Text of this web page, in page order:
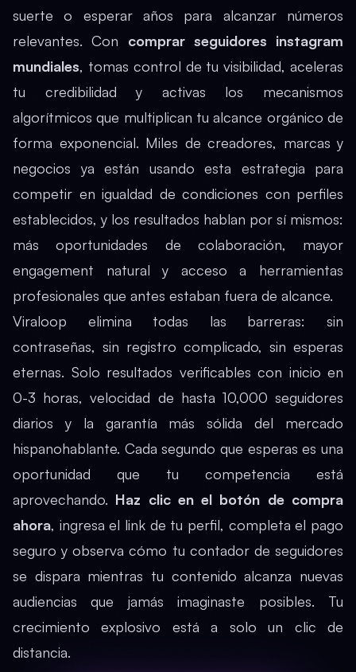
suerte o esperar años para alcanzar números
relevantes. Con comprar seguidores instagram
mundiales, tomas control de tu visibilidad, aceleras
tu credibilidad y activas los mecanismos
algorítmicos que multiplican tu alcance orgánico de
forma exponencial. Miles de creadores, marcas y
negocios ya están usando esta estrategia para
competir en igualdad de condiciones con perfiles
establecidos, y los resultados hablan por sí mismos:
más oportunidades de colaboración, mayor
engagement natural y acceso a herramientas
profesionales que antes estaban fuera de alcance.
Viraloop elimina todas las barreras: sin
contraseñas, sin registro complicado, sin esperas
eternas. Solo resultados verificables con inicio en
0-3 horas, velocidad de hasta 10,000 seguidores
diarios y la garantía más sólida del mercado
hispanohablante. Cada segundo que esperas es una
oportunidad que tu competencia está
aprovechando. Haz clic en el botón de compra
ahora, ingresa el link de tu perfil, completa el pago
seguro y observa cómo tu contador de seguidores
se dispara mientras tu contenido alcanza nuevas
audiencias que jamás imaginaste posibles. Tu
crecimiento explosivo está a solo un clic de
distancia.